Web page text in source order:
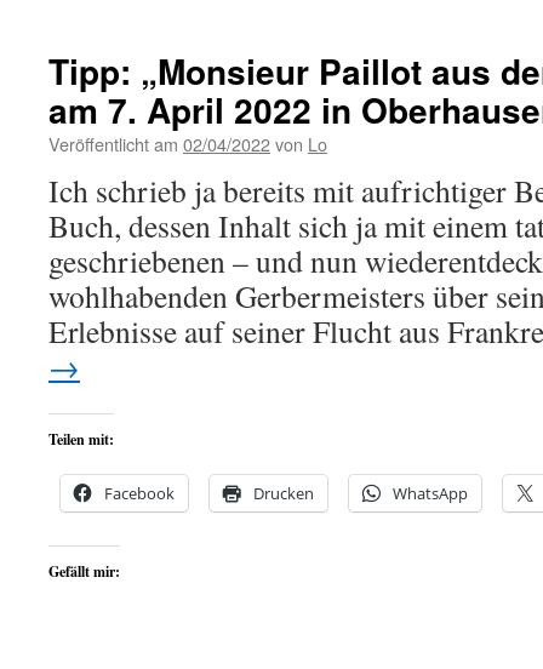
Tipp: „Monsieur Paillot aus
am 7. April 2022 in
Veröffentlicht am 02/04/2022von Lo
Ich schrieb ja bereits mit aufrichtiger
Buch, dessen Inhalt sich ja mit einem
geschriebenen – und nun
wohlhabenden Gerbermeisters über
Erlebnisse auf seiner Flucht aus
→
Teilen mit:
Facebook Drucken WhatsApp
Gefällt mir: